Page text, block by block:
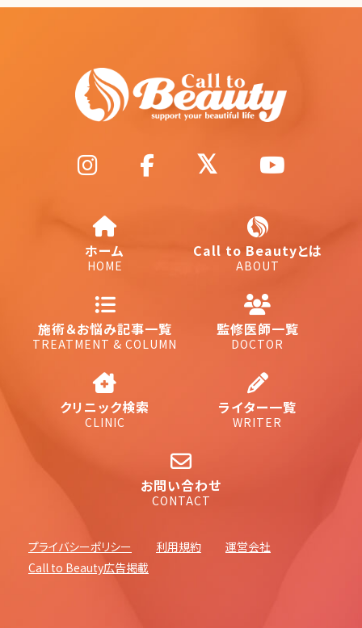
ホーム
HOME
Call to Beautyとは
ABOUT
施術＆お悩み記事一覧
TREATMENT & COLUMN
監修医師一覧
DOCTOR
クリニック検索
CLINIC
ライター一覧
WRITER
お問い合わせ
CONTACT
プライバシーポリシー 利用規約
運営会社
Call to Beauty広告掲載